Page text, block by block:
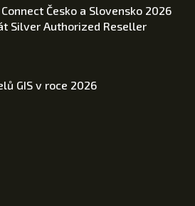
Česko a Slovensko 2026
Silver Authorized Reseller
GIS v roce 2026